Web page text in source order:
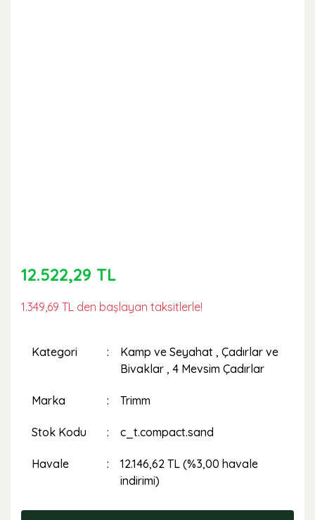
12.522,29 TL
1.349,69 TL den başlayan taksitlerle!
Kategori Kamp ve Seyahat ,Çadırlar ve
Bivaklar ,4 Mevsim Çadırlar
Marka Trimm
Stok Kodu c_t.compact.sand
Havale
12.146,62 TL (%3,00 havale
indirimi)